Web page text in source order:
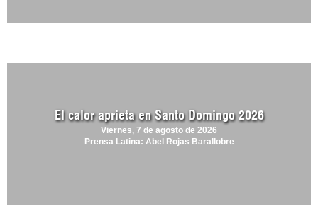
El calor aprieta en Santo Domingo 2026
Viernes, 7 de agosto de 2026
Prensa Latina: Abel Rojas Barallobre